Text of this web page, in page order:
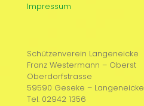
Impressum
Schützenverein Langeneicke
Franz Westermann – Oberst
Oberdorfstrasse
59590 Geseke – Langeneicke
Tel. 02942 1356